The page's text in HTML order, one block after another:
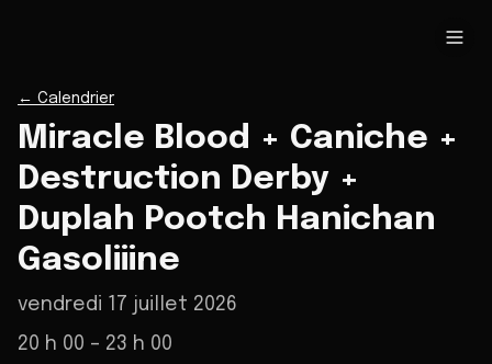
← Calendrier
Miracle Blood + Caniche +
Destruction Derby +
Duplah Pootch Hanichan
Gasoliiine
vendredi 17 juillet 2026
20 h 00 – 23 h 00